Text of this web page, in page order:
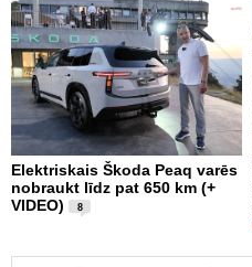
Elektriskais Škoda Peaq varēs
nobraukt līdz pat 650 km (+
VIDEO)
8